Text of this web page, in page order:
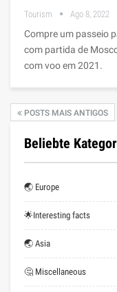
Tourism Ago 8, 2022
Compre um passeio
com partida de
com voo em 2021.
POSTS MAIS ANTIGOS
Beliebte
🌏 Europe
🌟Interesting facts
🌏 Asia
🤔 Miscellaneous